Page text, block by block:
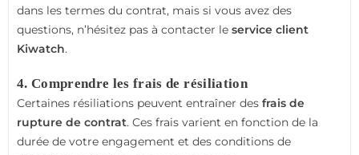
dans les termes du contrat, mais si vous avez des
questions, n’hésitez pas à contacter le service client
Kiwatch.
4. Comprendre les frais de résiliation
Certaines résiliations peuvent entraîner des frais de
rupture de contrat. Ces frais varient en fonction de la
durée de votre engagement et des conditions de